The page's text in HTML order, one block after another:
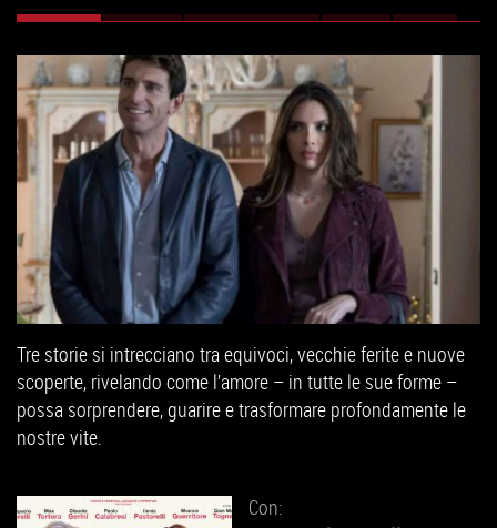
ATTIVA)
Tre storie si intrecciano tra equivoci, vecchie ferite e nuove
scoperte, rivelando come l’amore – in tutte le sue forme –
possa sorprendere, guarire e trasformare profondamente le
nostre vite.
Con: